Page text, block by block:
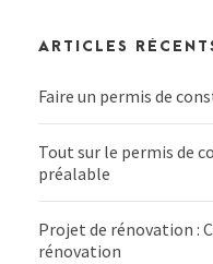
ARTICLES
Faire un permis de
Tout sur le permis de
préalable
Projet de rénovation :
rénovation